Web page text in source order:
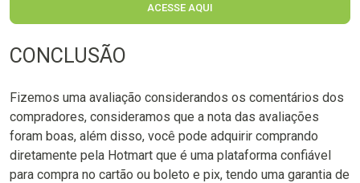
ACESSE AQUI
CONCLUSÃO
Fizemos uma avaliação considerandos os comentários dos
compradores, consideramos que a nota das avaliações
foram boas, além disso, você pode adquirir comprando
diretamente pela Hotmart que é uma plataforma confiável
para compra no cartão ou boleto e pix, tendo uma garantia de